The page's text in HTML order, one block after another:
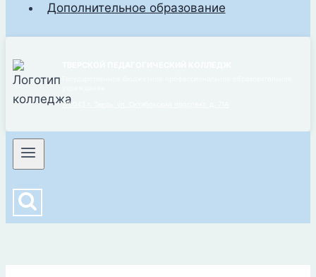
Дополнительное образование
170043 г. Тверь, ул. Октябрьский проспект, д. 71А